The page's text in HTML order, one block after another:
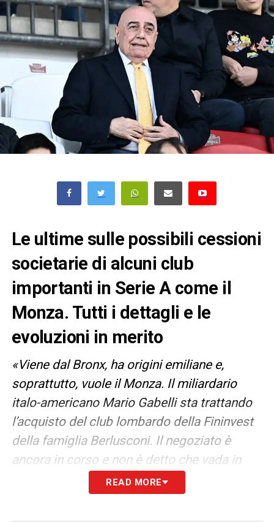
Le ultime sulle possibili cessioni
societarie di alcuni club
importanti in Serie A come il
Monza. Tutti i dettagli e le
evoluzioni in merito
«Viene dal Bronx, ha origini emiliane e,
soprattutto, vuole il Monza. Il miliardario
italo-americano Mario Gabelli sta trattando
l’acquisto del club lombardo della Fininvest
della famiglia Berlusconi. Il negoziato è
ancora in corso e non è detto che vada in
porto, ma il pretendente ha le carte in
Corriere della Seramette in prima
READ MORE